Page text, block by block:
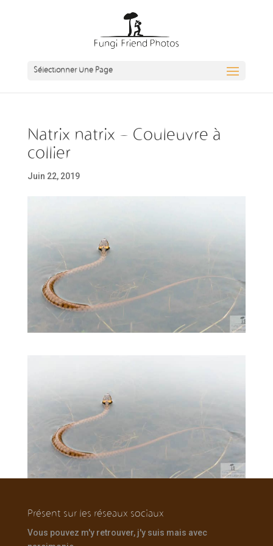
Sélectionner Une Page
Natrix natrix – Couleuvre à
collier
Juin 22, 2019
Présent sur les réseaux sociaux
Vous pouvez m'y retrouver, j'y suis mais avec